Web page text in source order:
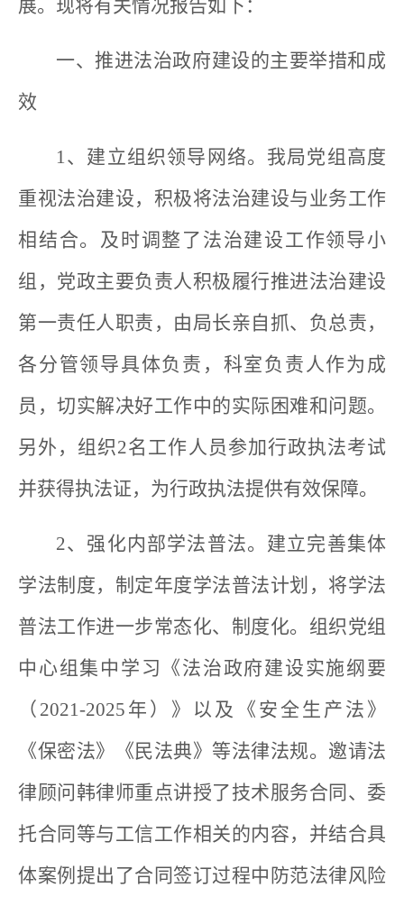
展。现将有关情况报告如下：
一、推进法治政府建设的主要举措和成
效
1、建立组织领导网络。我局党组高度
重视法治建设，积极将法治建设与业务工作
相结合。及时调整了法治建设工作领导小
组，党政主要负责人积极履行推进法治建设
第一责任人职责，由局长亲自抓、负总责，
各分管领导具体负责，科室负责人作为成
员，切实解决好工作中的实际困难和问题。
另外，组织2名工作人员参加行政执法考试
并获得执法证，为行政执法提供有效保障。
2、强化内部学法普法。建立完善集体
学法制度，制定年度学法普法计划，将学法
普法工作进一步常态化、制度化。组织党组
中心组集中学习《法治政府建设实施纲要
（2021-2025年）》以及《安全生产法》
《保密法》《民法典》等法律法规。邀请法
律顾问韩律师重点讲授了技术服务合同、委
托合同等与工信工作相关的内容，并结合具
体案例提出了合同签订过程中防范法律风险